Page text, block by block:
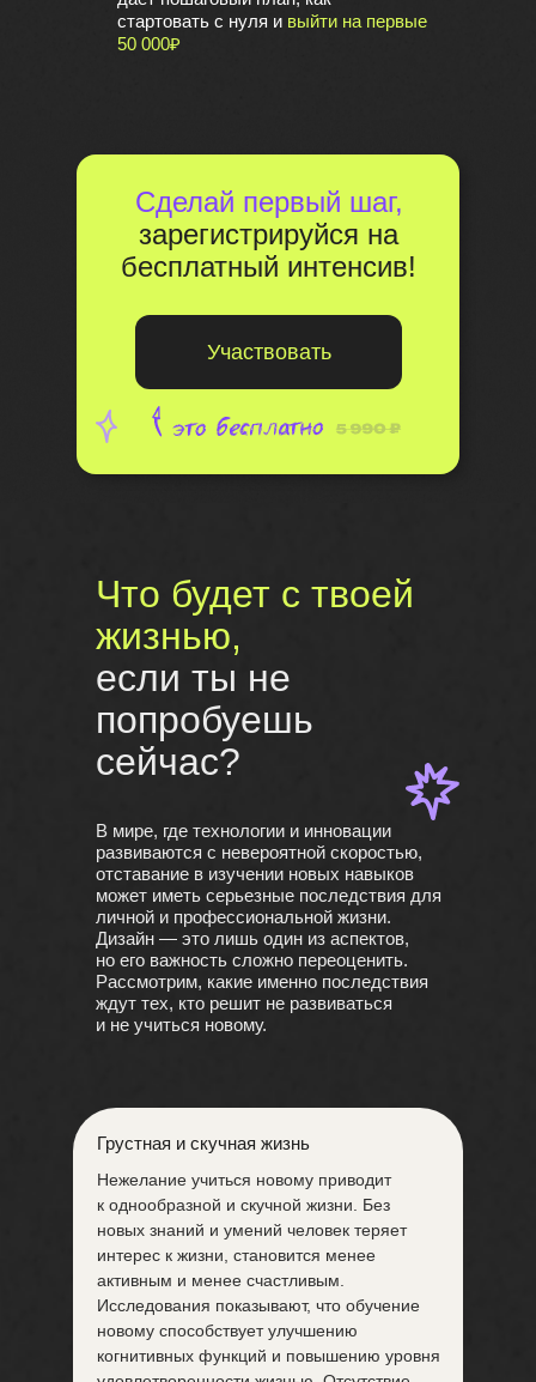
стартовать с нуля и выйти на первые
50 000₽
Участвовать
Сделай первый шаг,
зарегистрируйся на
бесплатный интенсив!
Что будет с твоей
жизнью,
если ты не
попробуешь
сейчас?
В мире, где технологии и инновации
развиваются с невероятной скоростью,
отставание в изучении новых навыков
может иметь серьезные последствия для
личной и профессиональной жизни.
Дизайн — это лишь один из аспектов,
но его важность сложно переоценить.
Рассмотрим, какие именно последствия
ждут тех, кто решит не развиваться
и не учиться новому.
Грустная и скучная жизнь
Нежелание учиться новому приводит
к однообразной и скучной жизни. Без
новых знаний и умений человек теряет
интерес к жизни, становится менее
активным и менее счастливым.
Исследования показывают, что обучение
новому способствует улучшению
когнитивных функций и повышению уровня